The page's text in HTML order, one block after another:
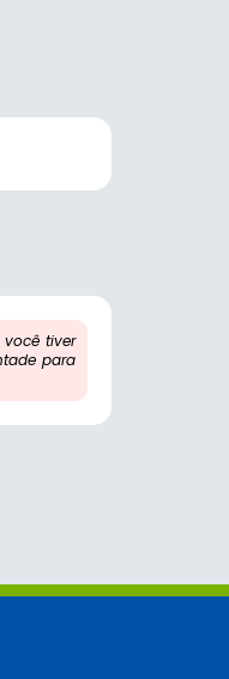
você tiver
para